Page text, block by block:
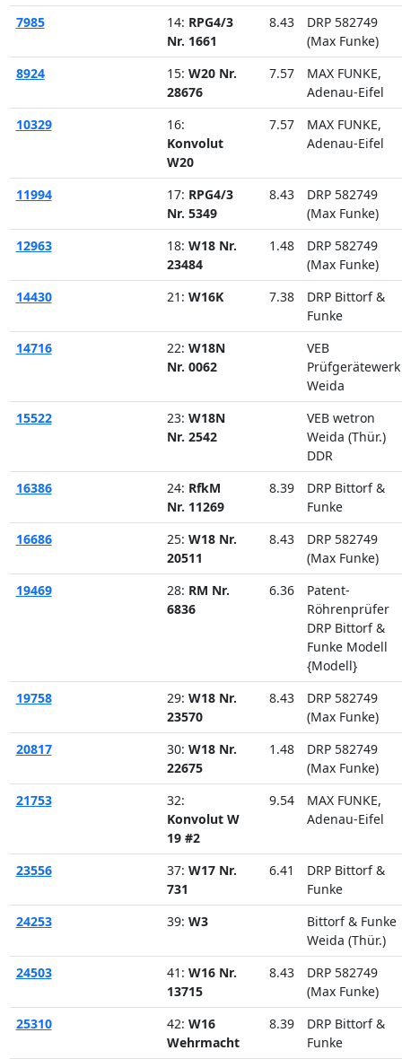
7985
14: RPG4/3
Nr. 1661
8.43
DRP 582749
(Max Funke)
8924
15: W20 Nr.
28676
7.57
MAX FUNKE,
Adenau-Eifel
10329
16:
Konvolut
W20
7.57
MAX FUNKE,
Adenau-Eifel
11994 17: RPG4/3
Nr. 5349
8.43
DRP 582749
(Max Funke)
12963
18: W18 Nr.
23484
1.48
DRP 582749
(Max Funke)
14430
21: W16K 7.38
DRP Bittorf &
Funke
14716
22: W18N
Nr. 0062
VEB
Prüfgerätewerk
Weida
15522
23: W18N
Nr. 2542
VEB wetron
Weida (Thür.)
DDR
16386
24: RfkM
Nr. 11269
8.39
DRP Bittorf &
Funke
16686
25: W18 Nr.
20511
8.43
DRP 582749
(Max Funke)
19469
28: RM Nr.
6836
6.36
Patent-
Röhrenprüfer
DRP Bittorf &
Funke Modell
{Modell}
19758
29: W18 Nr.
23570
8.43
DRP 582749
(Max Funke)
20817
30: W18 Nr.
22675
1.48
DRP 582749
(Max Funke)
21753
32:
Konvolut W
19 #2
9.54
MAX FUNKE,
Adenau-Eifel
23556 37: W17 Nr.
731
6.41
DRP Bittorf &
Funke
24253
39: W3
Bittorf & Funke
Weida (Thür.)
24503
41: W16 Nr.
13715
8.43
DRP 582749
(Max Funke)
25310
42: W16
Wehrmacht
8.39
DRP Bittorf &
Funke